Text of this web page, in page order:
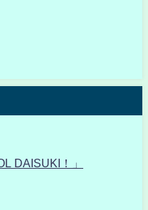
DAISUKI！」